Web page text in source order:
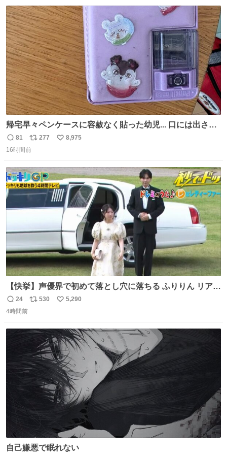
数
帰宅早々ペンケースに容赦なく貼った幼児... 口には出さぬ
が勿体無い精神で心がざわつく.....ッ
返
信
81
リ
ポ
ト
数
277
い
数
8,975
16時間前
【快挙】声優界で初めて落とし穴に落ちる ふりりん リアク
返
信
24
リ
ト
530
い
数
5,290
4時間前
自己嫌悪で眠れない